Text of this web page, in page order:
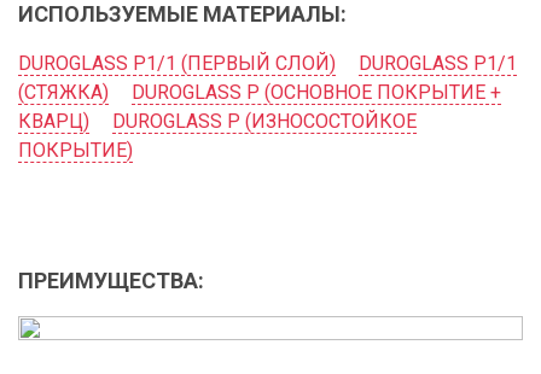
ИСПОЛЬЗУЕМЫЕ МАТЕРИАЛЫ:
DUROGLASS P1/1 (ПЕРВЫЙ СЛОЙ)
DUROGLASS P1/1
(СТЯЖКА)
DUROGLASS P (ОСНОВНОЕ ПОКРЫТИЕ +
КВАРЦ)
DUROGLASS P (ИЗНОСОСТОЙКОЕ
ПОКРЫТИЕ)
ПРЕИМУЩЕСТВА: